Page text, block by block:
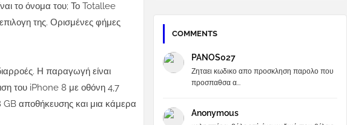
το όνομα του; Το Totallee
της. Ορισμένες φήμες
Η παραγωγή είναι
του iPhone 8 με οθόνη 4,7
αποθήκευσης και μια κάμερα
COMMENTS
PANOS027
Ζηταει κωδικο απο προσκληση παρολο που
προσπαθσα α...
Anonymous